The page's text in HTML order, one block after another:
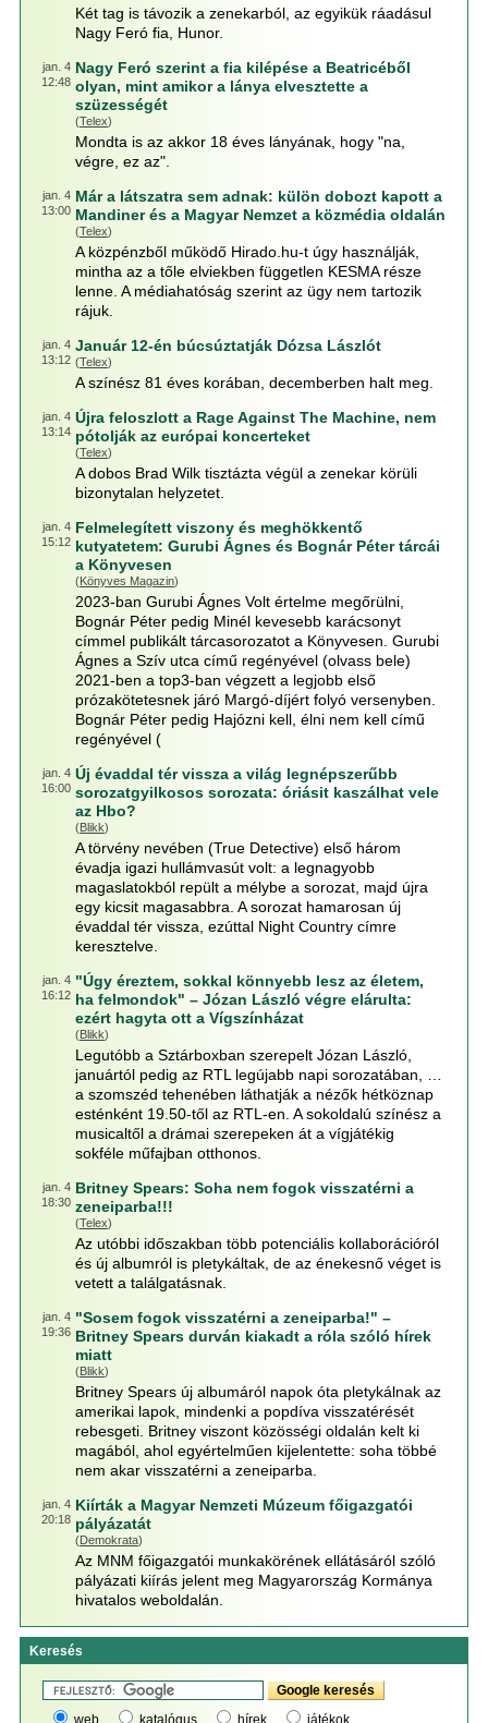
Két tag is távozik a zenekarból, az egyikük ráadásul
Nagy Feró fia, Hunor.
jan. 4
12:48
Nagy Feró szerint a fia kilépése a Beatricéből
olyan, mint amikor a lánya elvesztette a
szüzességét
(Telex)
Mondta is az akkor 18 éves lányának, hogy "na,
végre, ez az".
jan. 4
13:00
Már a látszatra sem adnak: külön dobozt kapott a
Mandiner és a Magyar Nemzet a közmédia oldalán
(Telex)
A közpénzből működő Hirado.hu-t úgy használják,
mintha az a tőle elviekben független KESMA része
lenne. A médiahatóság szerint az ügy nem tartozik
rájuk.
jan. 4
13:12
Január 12-én búcsúztatják Dózsa Lászlót
(Telex)
A színész 81 éves korában, decemberben halt meg.
jan. 4
13:14
Újra feloszlott a Rage Against The Machine, nem
pótolják az európai koncerteket
(Telex)
A dobos Brad Wilk tisztázta végül a zenekar körüli
bizonytalan helyzetet.
jan. 4
15:12
Felmelegített viszony és meghökkentő
kutyatetem: Gurubi Ágnes és Bognár Péter tárcái
a Könyvesen
(Könyves Magazin)
2023-ban Gurubi Ágnes Volt értelme megőrülni,
Bognár Péter pedig Minél kevesebb karácsonyt
címmel publikált tárcasorozatot a Könyvesen. Gurubi
Ágnes a Szív utca című regényével (olvass bele)
2021-ben a top3-ban végzett a legjobb első
prózakötetesnek járó Margó-díjért folyó versenyben.
Bognár Péter pedig Hajózni kell, élni nem kell című
regényével (
jan. 4
16:00
Új évaddal tér vissza a világ legnépszerűbb
sorozatgyilkosos sorozata: óriásit kaszálhat vele
az Hbo?
(Blikk)
A törvény nevében (True Detective) első három
évadja igazi hullámvasút volt: a legnagyobb
magaslatokból repült a mélybe a sorozat, majd újra
egy kicsit magasabbra. A sorozat hamarosan új
évaddal tér vissza, ezúttal Night Country címre
keresztelve.
jan. 4
16:12
"Úgy éreztem, sokkal könnyebb lesz az életem,
ha felmondok" – Józan László végre elárulta:
ezért hagyta ott a Vígszínházat
(Blikk)
Legutóbb a Sztárboxban szerepelt Józan László,
januártól pedig az RTL legújabb napi sorozatában, …
a szomszéd tehenében láthatják a nézők hétköznap
esténként 19.50-től az RTL-en. A sokoldalú színész a
musicaltől a drámai szerepeken át a vígjátékig
sokféle műfajban otthonos.
jan. 4
18:30
Britney Spears: Soha nem fogok visszatérni a
zeneiparba!!!
(Telex)
Az utóbbi időszakban több potenciális kollaborációról
és új albumról is pletykáltak, de az énekesnő véget is
vetett a találgatásnak.
jan. 4
19:36
"Sosem fogok visszatérni a zeneiparba!" –
Britney Spears durván kiakadt a róla szóló hírek
miatt
(Blikk)
Britney Spears új albumáról napok óta pletykálnak az
amerikai lapok, mindenki a popdíva visszatérését
rebesgeti. Britney viszont közösségi oldalán kelt ki
magából, ahol egyértelműen kijelentette: soha többé
nem akar visszatérni a zeneiparba.
jan. 4
20:18
Kiírták a Magyar Nemzeti Múzeum főigazgatói
pályázatát
(Demokrata)
Az MNM főigazgatói munkakörének ellátásáról szóló
pályázati kiírás jelent meg Magyarország Kormánya
hivatalos weboldalán.
Keresés
web katalógus hírek játékok